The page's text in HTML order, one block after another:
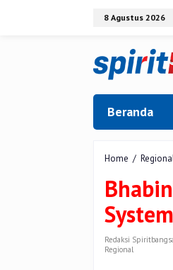
8 Agustus 2026
Beranda
Home /
Redaksi
Regional